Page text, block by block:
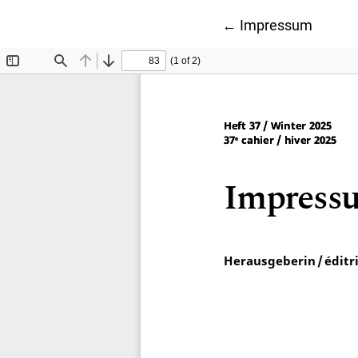
← Zu Artikeldetails
Impressum